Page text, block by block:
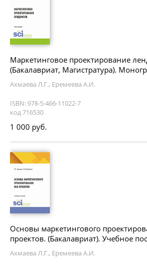
Маркетинговое проектирование
(Бакалавриат, Магистратура).
Ахмаева Л.Г., Еремеева А.И.
ISBN: 978-5-466-11022-7
код 716530
1 000 руб.
Основы маркетингового
проектов. (Бакалавриат). Учебное
Ахмаева Л.Г., Еремеева А.И.